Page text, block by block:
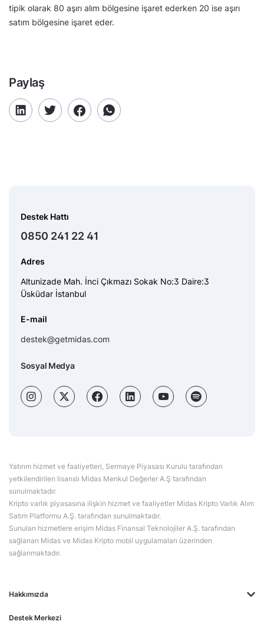
tipik olarak 80 aşırı alım bölgesine işaret ederken 20 ise aşırı
satım bölgesine işaret eder.
Paylaş
Hakkımızda
Destek Merkezi
Destek Hattı
0850 241 22 41
Adres
Altunizade Mah. İnci Çıkmazı Sokak No:3 Daire:3
Üsküdar İstanbul
E-mail
destek@getmidas.com
Sosyal Medya
Yatırım hizmet ve faaliyetleri, Sermaye Piyasası Kurulu tarafından
yetkilendirilen lisanslı Midas Menkul Değerler A.Ş tarafından
sunulmaktadır.
Kripto varlık piyasasına ilişkin hizmet ve faaliyetler Midas Kripto Varlık Alım
Satım Platformu A.Ş. tarafından sunulmaktadır.
Sunulan hizmetlere erişim Midas Finansal Teknolojiler A.Ş. tarafından
sağlanan Midas ve Midas Kripto mobil uygulamaları üzerinden
sağlanmaktadır.